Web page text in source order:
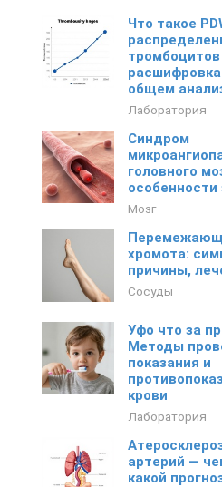
Что такое
тромбоцитов
общем
Лаборатория
Синдром
головного
особенности
Мозг
хромота:
причины,
Сосуды
Уфо что за
Методы
показания и
крови
Лаборатория
артерий —
какой